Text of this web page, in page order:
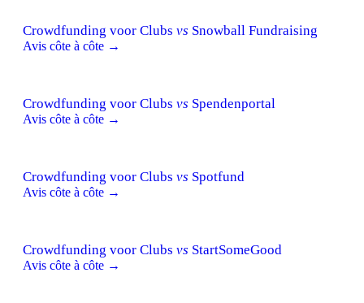
Crowdfunding voor Clubs vs Snowball Fundraising
Avis côte à côte →
Crowdfunding voor Clubs vs Spendenportal
Avis côte à côte →
Crowdfunding voor Clubs vs Spotfund
Avis côte à côte →
Crowdfunding voor Clubs vs StartSomeGood
Avis côte à côte →